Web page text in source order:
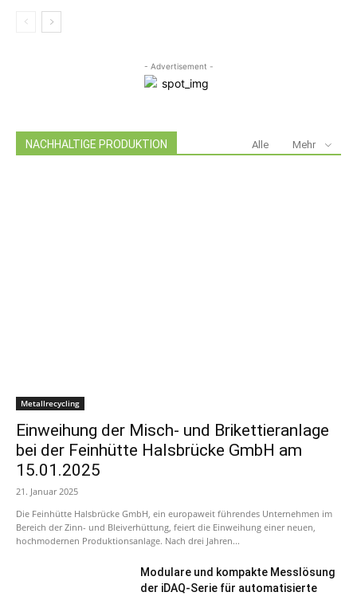
- Advertisement -
NACHHALTIGE PRODUKTION Alle Mehr
Metallrecycling
Einweihung der Misch- und Brikettieranlage
bei der Feinhütte Halsbrücke GmbH am
15.01.2025
21. Januar 2025
Die Feinhütte Halsbrücke GmbH, ein europaweit führendes Unternehmen im
Bereich der Zinn- und Bleiverhüttung, feiert die Einweihung einer neuen,
hochmodernen Produktionsanlage. Nach drei Jahren...
Modulare und kompakte Messlösung
der iDAQ-Serie für automatisierte